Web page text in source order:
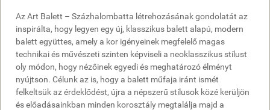
Az Art Balett – Százhalombatta létrehozásának gondolatát az
inspirálta, hogy legyen egy új, klasszikus balett alapú, modern
balett együttes, amely a kor igényeinek megfelelő magas
technikai és művészeti szinten képviseli a neoklasszikus stílust
oly módon, hogy nézőinek egyedi és meghatározó élményt
nyújtson. Célunk az is, hogy a balett műfaja iránt ismét
felkeltsük az érdeklődést, újra a népszerű stílusok közé kerüljön
és előadásainkban minden korosztály megtalálja majd a